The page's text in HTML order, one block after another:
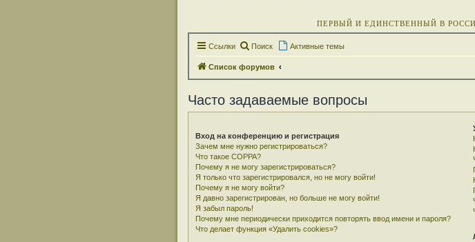
ПЕРВЫЙ И ЕДИНСТВЕННЫЙ В
Ссылки Поиск Активные темы
Список форумов
Часто задаваемые вопросы
Вход на конференцию и регистрация
Зачем мне нужно регистрироваться?
Что такое COPPA?
Почему я не могу зарегистрироваться?
Я только что зарегистрировался, но не могу войти!
Почему я не могу войти?
Я давно зарегистрирован, но больше не могу войти!
Я забыл пароль!
Почему мне периодически приходится повторять ввод имени и пароля?
Что делает функция «Удалить cookies»?